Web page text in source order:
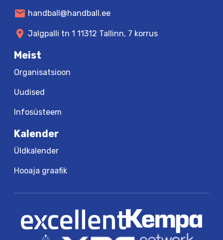
mail handball@handball.ee
location_on Jalgpalli tn 1 11312 Tallinn, 7 korrus
Meist
Organisatsioon
Uudised
Infosüsteem
Kalender
Üldkalender
Hooaja graafik